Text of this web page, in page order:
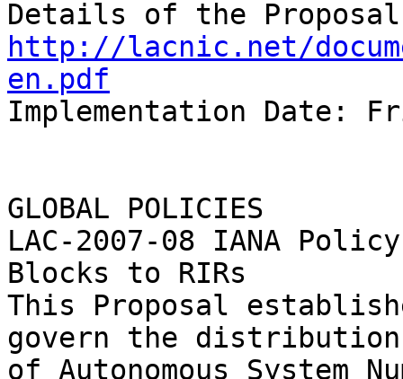
http://lacnic.net/
en.pdf
Implementation Date:
GLOBAL POLICIES
LAC-2007-08 IANA
Blocks to RIRs
This Proposal
govern the
of Autonomous System